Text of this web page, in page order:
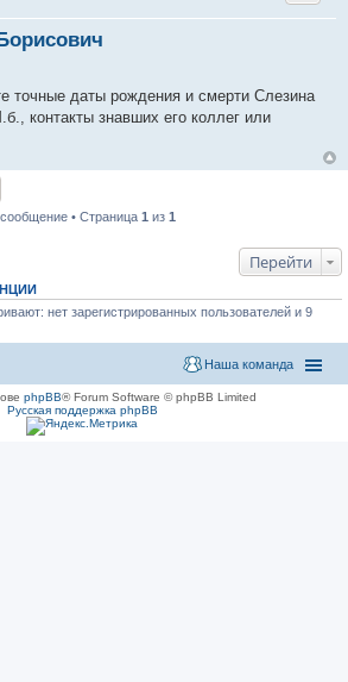
точные даты рождения и смерти Слезина
контакты знавших его коллег или
• Страница 1 из 1
Перейти
нет зарегистрированных пользователей и 9
Наша команда
phpBB® Forum Software © phpBB Limited
Русская поддержка phpBB